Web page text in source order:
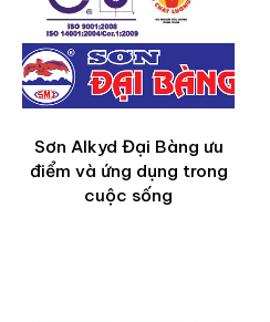
Sơn Alkyd Đại Bàng ưu
điểm và ứng dụng trong
cuộc sống